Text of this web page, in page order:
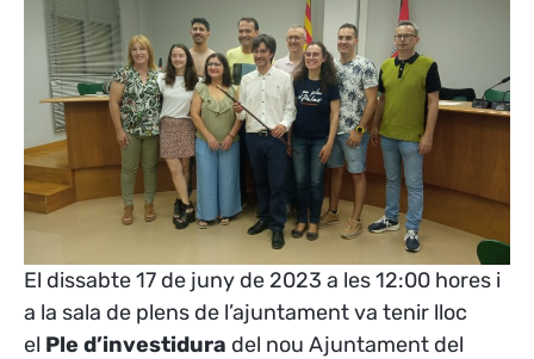
El dissabte 17 de juny de 2023 a les 12:00 hores i
a la sala de plens de l’ajuntament va tenir lloc
el Ple d’investidura del nou Ajuntament del